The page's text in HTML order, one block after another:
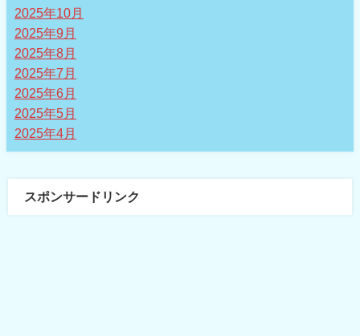
2025年10月
2025年9月
2025年8月
2025年7月
2025年6月
2025年5月
2025年4月
スポンサードリンク